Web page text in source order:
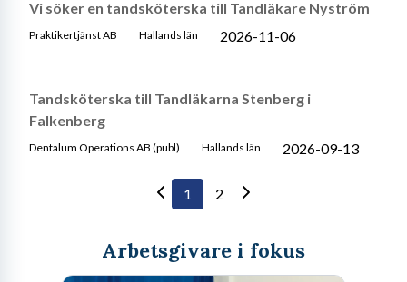
Vi söker en tandsköterska till Tandläkare Nyström
Praktikertjänst AB Hallands län 2026-11-06
Tandsköterska till Tandläkarna Stenberg i
Falkenberg
Dentalum Operations AB (publ) Hallands län 2026-09-13
1 2
Arbetsgivare i fokus